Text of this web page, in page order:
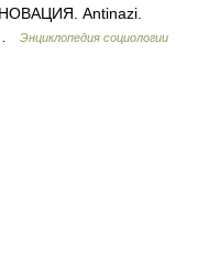
Antinazi.
Энциклопедия социологии